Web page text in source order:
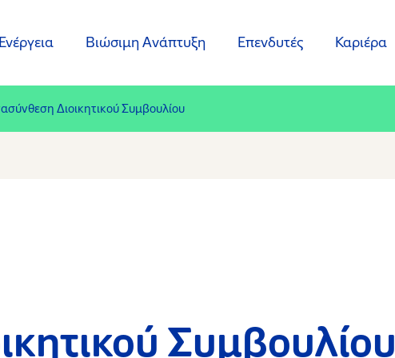
Ενέργεια Βιώσιμη Ανάπτυξη Επενδυτές Καριέρα
Διοικητικού Συμβουλίου
Συμβουλίου